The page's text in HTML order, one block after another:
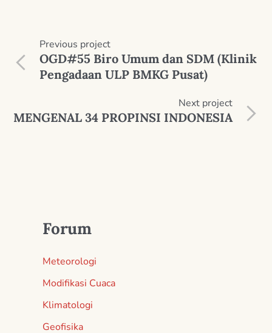
Previous project
OGD#55 Biro Umum dan SDM (Klinik
Pengadaan ULP BMKG Pusat)
Next project
MENGENAL 34 PROPINSI INDONESIA
Forum
Meteorologi
Modifikasi Cuaca
Klimatologi
Geofisika